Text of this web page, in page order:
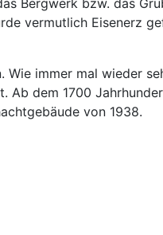
vermutlich Eisenerz
immer mal wieder
dem 1700
von 1938.